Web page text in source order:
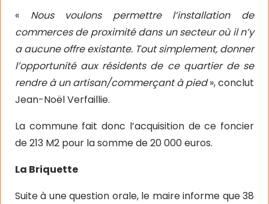
« Nous voulons permettre l’installation de
commerces de proximité dans un secteur où il n’y
a aucune offre existante. Tout simplement, donner
l’opportunité aux résidents de ce quartier de se
rendre à un artisan/commerçant à pied», conclut
Jean-Noël Verfaillie.
La commune fait donc l’acquisition de ce foncier
de 213 M2 pour la somme de 20 000 euros.
La Briquette
Suite à une question orale, le maire informe que 38